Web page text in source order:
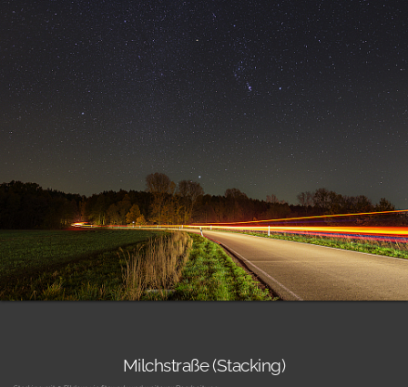
Milchstraße (Stacking)